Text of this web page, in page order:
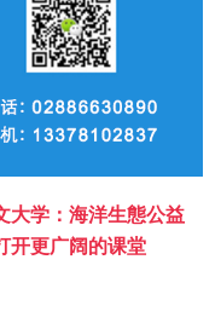
大学：海洋生態公益
开更广阔的课堂